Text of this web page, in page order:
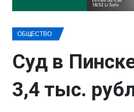
ОБЩЕСТВО
Суд в
3,4 тыс.